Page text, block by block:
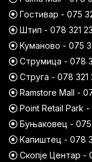
Гостивар - 075
Штип - 078 321
Куманово - 075
Струмица - 078
Струга - 078 321
Ramstore Mall -
Point Retail Park -
Буњаковец - 075
Капиштец - 078
Скопје Центар -